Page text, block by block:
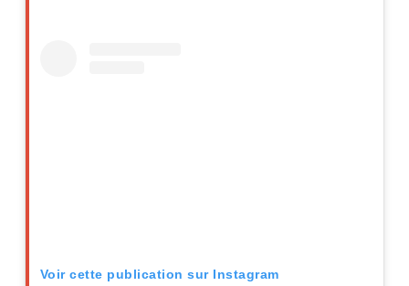
Voir cette publication sur Instagram